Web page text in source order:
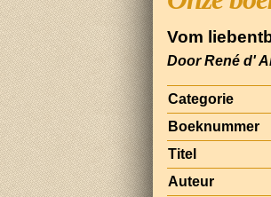
Vom
Door René d'
Categorie
Boeknummer
Titel
Auteur